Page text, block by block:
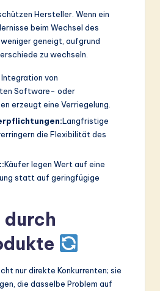
Hersteller. Wenn ein
beim Wechsel des
geneigt, aufgrund
zu wechseln.
Integration von
Software- oder
erzeugt eine Verriegelung.
Langfristige
die Flexibilität des
Käufer legen Wert auf eine
statt auf geringfügige
durch
nur direkte Konkurrenten; sie
die dasselbe Problem auf